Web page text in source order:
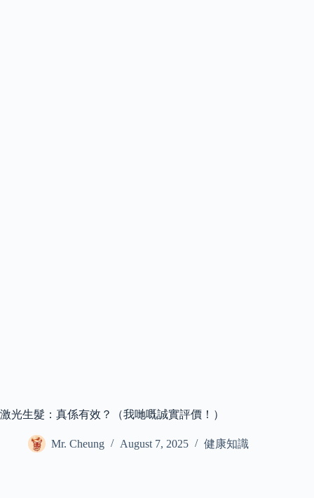
激光生髮：真係有效？（我哋嘅誠實評價！）
Mr. Cheung August 7, 2025 健康知識